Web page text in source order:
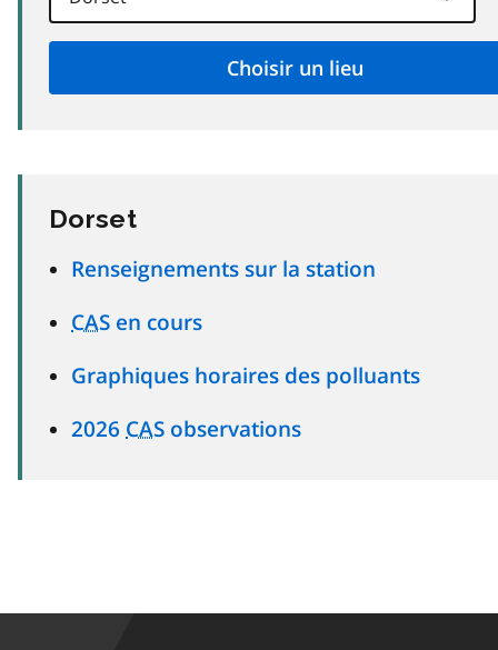
Dorset
Renseignements sur la station
CAS en cours
Graphiques horaires des polluants
2026 CAS observations